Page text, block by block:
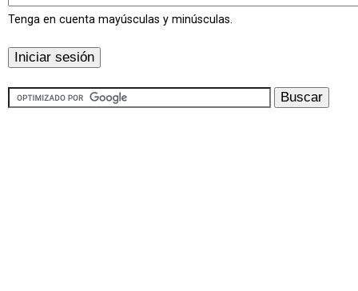
Tenga en cuenta mayúsculas y minúsculas.